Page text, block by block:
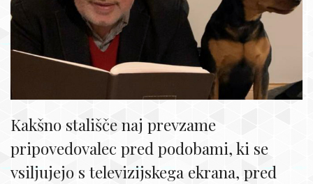
Kakšno stališče naj prevzame
pripovedovalec pred podobami, ki se
vsiljujejo s televizijskega ekrana, pred